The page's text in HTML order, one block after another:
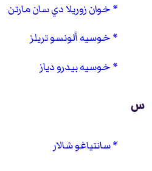
خوان زوريلا دي سان مارتن
خوسيه ألونسو تريلز
خوسيه بيدرو دياز
س
سانتياغو شالار